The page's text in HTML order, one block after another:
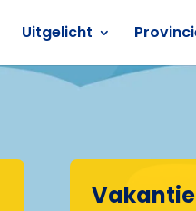
Uitgelicht